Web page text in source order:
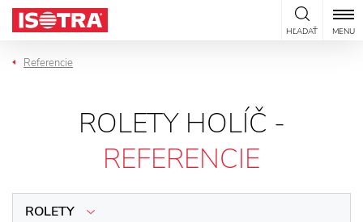
Preskočiť na obsah
HĽADAŤ MENU
Referencie
ROLETY HOLÍČ -
REFERENCIE
ROLETY